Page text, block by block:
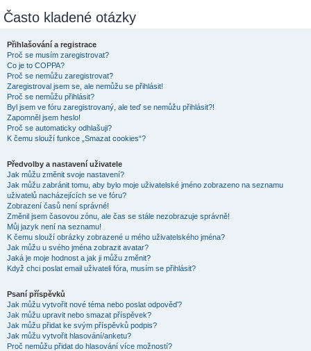
Často kladené otázky
Přihlašování a registrace
Proč se musím zaregistrovat?
Co je to COPPA?
Proč se nemůžu zaregistrovat?
Zaregistroval jsem se, ale nemůžu se přihlásit!
Proč se nemůžu přihlásit?
Byl jsem ve fóru zaregistrovaný, ale teď se nemůžu přihlásit?!
Zapomněl jsem heslo!
Proč se automaticky odhlašuji?
K čemu slouží funkce „Smazat cookies“?
Předvolby a nastavení uživatele
Jak můžu změnit svoje nastavení?
Jak můžu zabránit tomu, aby bylo moje uživatelské jméno zobrazeno na seznamu
uživatelů nacházejících se ve fóru?
Zobrazení časů není správné!
Změnil jsem časovou zónu, ale čas se stále nezobrazuje správně!
Můj jazyk není na seznamu!
K čemu slouží obrázky zobrazené u mého uživatelského jména?
Jak můžu u svého jména zobrazit avatar?
Jaká je moje hodnost a jak ji můžu změnit?
Když chci poslat email uživateli fóra, musím se přihlásit?
Psaní příspěvků
Jak můžu vytvořit nové téma nebo poslat odpověď?
Jak můžu upravit nebo smazat příspěvek?
Jak můžu přidat ke svým příspěvků podpis?
Jak můžu vytvořit hlasování/anketu?
Proč nemůžu přidat do hlasování více možností?